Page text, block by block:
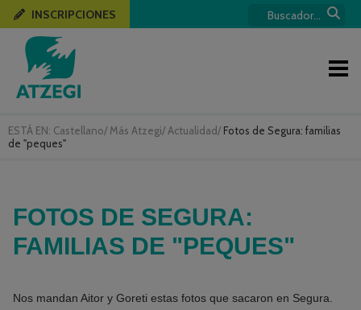
ESTÁ EN: Castellano/ Más Atzegi/ Actualidad/ Fotos de Segura: familias
de "peques"
INSCRIPCIONES
FOTOS DE SEGURA:
FAMILIAS DE "PEQUES"
Nos mandan Aitor y Goreti estas fotos que sacaron en Segura.